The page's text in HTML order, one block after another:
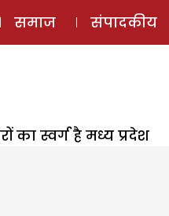
समाज संपादकीय
का स्वर्ग है मध्य प्रदेश